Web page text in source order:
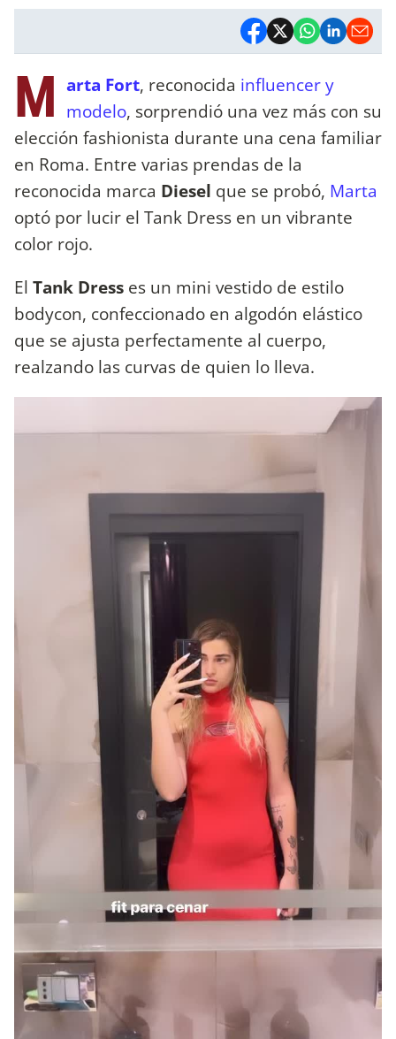
M arta Fort, reconocida influencer y
modelo, sorprendió una vez más con su
elección fashionista durante una cena familiar
en Roma. Entre varias prendas de la
reconocida marca Diesel que se probó, Marta
optó por lucir el Tank Dress en un vibrante
color rojo.
El Tank Dress es un mini vestido de estilo
bodycon, confeccionado en algodón elástico
que se ajusta perfectamente al cuerpo,
realzando las curvas de quien lo lleva.